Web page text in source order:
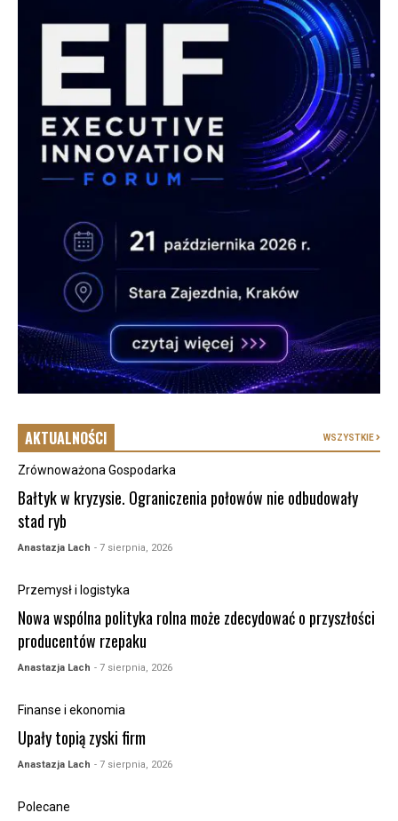
AKTUALNOŚCI WSZYSTKIE
Zrównoważona Gospodarka
Bałtyk w kryzysie. Ograniczenia połowów nie odbudowały
stad ryb
Anastazja Lach - 7 sierpnia, 2026
Przemysł i logistyka
Nowa wspólna polityka rolna może zdecydować o przyszłości
producentów rzepaku
Anastazja Lach - 7 sierpnia, 2026
Finanse i ekonomia
Upały topią zyski firm
Anastazja Lach - 7 sierpnia, 2026
Polecane